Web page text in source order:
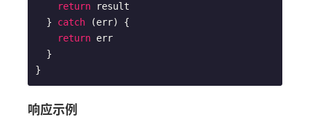
return result
  }
catch (err) {
return err
响应示例